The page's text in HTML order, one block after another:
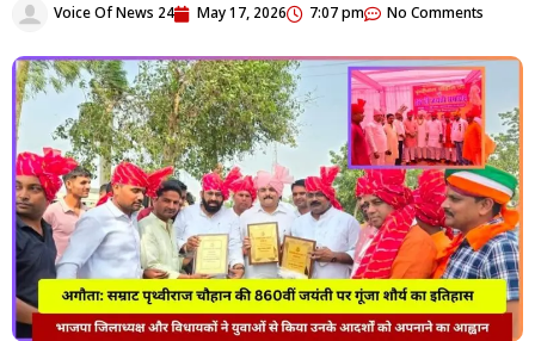
Voice Of News 24 May 17, 2026 7:07 pm No Comments